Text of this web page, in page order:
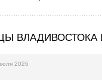
ВЛАДИВОСТОКА
2026